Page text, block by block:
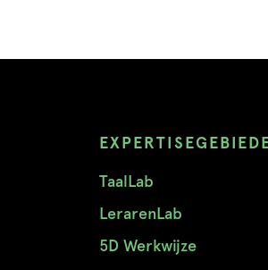
TaalLab
LerarenLab
5D Werkwijze